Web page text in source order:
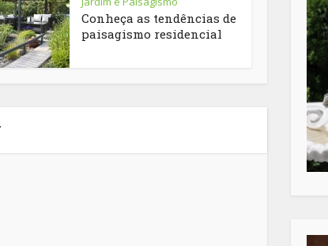
Conheça as tendências de
paisagismo residencial